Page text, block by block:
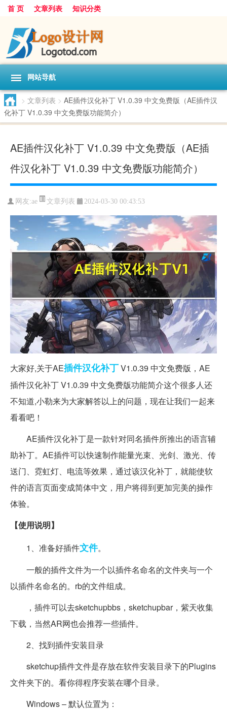
首 页 文章列表 知识分类
网站导航
> 文章列表 > AE插件汉化补丁 V1.0.39 中文免费版（AE插件汉
化补丁 V1.0.39 中文免费版功能简介）
AE插件汉化补丁 V1.0.39 中文免费版（AE插
件汉化补丁 V1.0.39 中文免费版功能简介）
网友:ae 文章列表 2024-03-30 00:43:53
大家好,关于AE插件汉化补丁V1.0.39 中文免费版，AE
插件汉化补丁 V1.0.39 中文免费版功能简介这个很多人还
不知道,小勒来为大家解答以上的问题，现在让我们一起来
看看吧！
AE插件汉化补丁是一款针对同名插件所推出的语言辅
助补丁。AE插件可以快速制作能量光束、光剑、激光、传
送门、霓虹灯、电流等效果，通过该汉化补丁，就能使软
件的语言页面变成简体中文，用户将得到更加完美的操作
体验。
【使用说明】
1、准备好插件文件。
一般的插件文件为一个以插件名命名的文件夹与一个
以插件名命名的。rb的文件组成。
，插件可以去sketchupbbs，sketchupbar，紫天收集
下载，当然AR网也会推荐一些插件。
2、找到插件安装目录
sketchup插件文件是存放在软件安装目录下的Plugins
文件夹下的。看你得程序安装在哪个目录。
Windows – 默认位置为：